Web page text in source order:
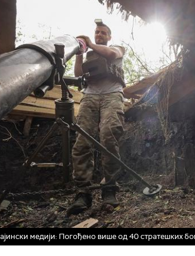
медији: Погођено више од 40 стратешких